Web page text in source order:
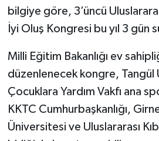
bilgiye göre, 3’üncü
İyi Oluş Kongresi bu yıl 3 gün
Milli Eğitim Bakanlığı ev
düzenlenecek kongre, Tangül
Çocuklara Yardım Vakfı ana
KKTC Cumhurbaşkanlığı,
Üniversitesi ve Uluslararası